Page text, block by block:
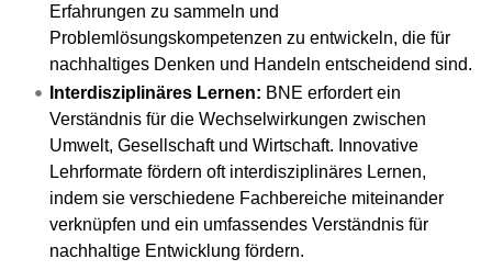
Erfahrungen zu sammeln und
Problemlösungskompetenzen zu entwickeln, die für
nachhaltiges Denken und Handeln entscheidend sind.
Interdisziplinäres Lernen: BNE erfordert ein
Verständnis für die Wechselwirkungen zwischen
Umwelt, Gesellschaft und Wirtschaft. Innovative
Lehrformate fördern oft interdisziplinäres Lernen,
indem sie verschiedene Fachbereiche miteinander
verknüpfen und ein umfassendes Verständnis für
nachhaltige Entwicklung fördern.